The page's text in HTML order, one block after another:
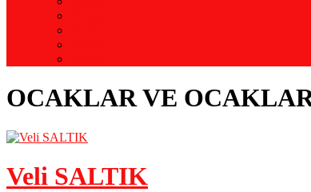
OCAKLAR VE
Veli SALTIK